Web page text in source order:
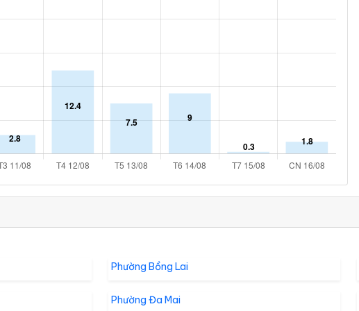
Phường Bồng Lai
Phường Đa Mai